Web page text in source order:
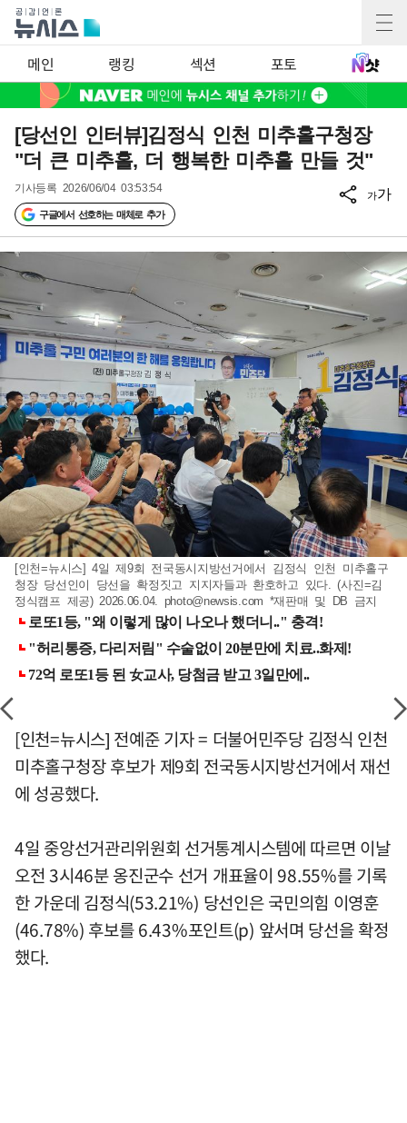
메인 랭킹 섹션 포토
[당선인 인터뷰]김정식 인천 미추홀구청장
"더 큰 미추홀, 더 행복한 미추홀 만들 것"
기사등록 2026/06/04 03:53:54
구글에서 선호하는 매체로 추가
가가
[인천=뉴시스] 4일 제9회 전국동시지방선거에서 김정식 인천 미추홀구
청장 당선인이 당선을 확정짓고 지지자들과 환호하고 있다. (사진=김
정식캠프 제공) 2026.06.04. photo@newsis.com *재판매 및 DB 금지
[인천=뉴시스] 전예준 기자 = 더불어민주당 김정식 인천
미추홀구청장 후보가 제9회 전국동시지방선거에서 재선
에 성공했다.
4일 중앙선거관리위원회 선거통계시스템에 따르면 이날
오전 3시46분 옹진군수 선거 개표율이 98.55%를 기록
한 가운데 김정식(53.21%) 당선인은 국민의힘 이영훈
(46.78%) 후보를 6.43%포인트(p) 앞서며 당선을 확정
했다.